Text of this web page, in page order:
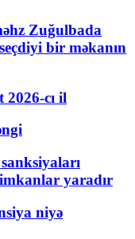
Zuğulbada
bir məkanın
2026-cı il
yaradır
niyə